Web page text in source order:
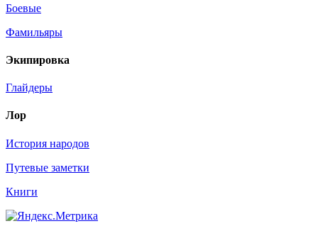
Боевые
Фамильяры
Экипировка
Глайдеры
Лор
История народов
Путевые заметки
Книги